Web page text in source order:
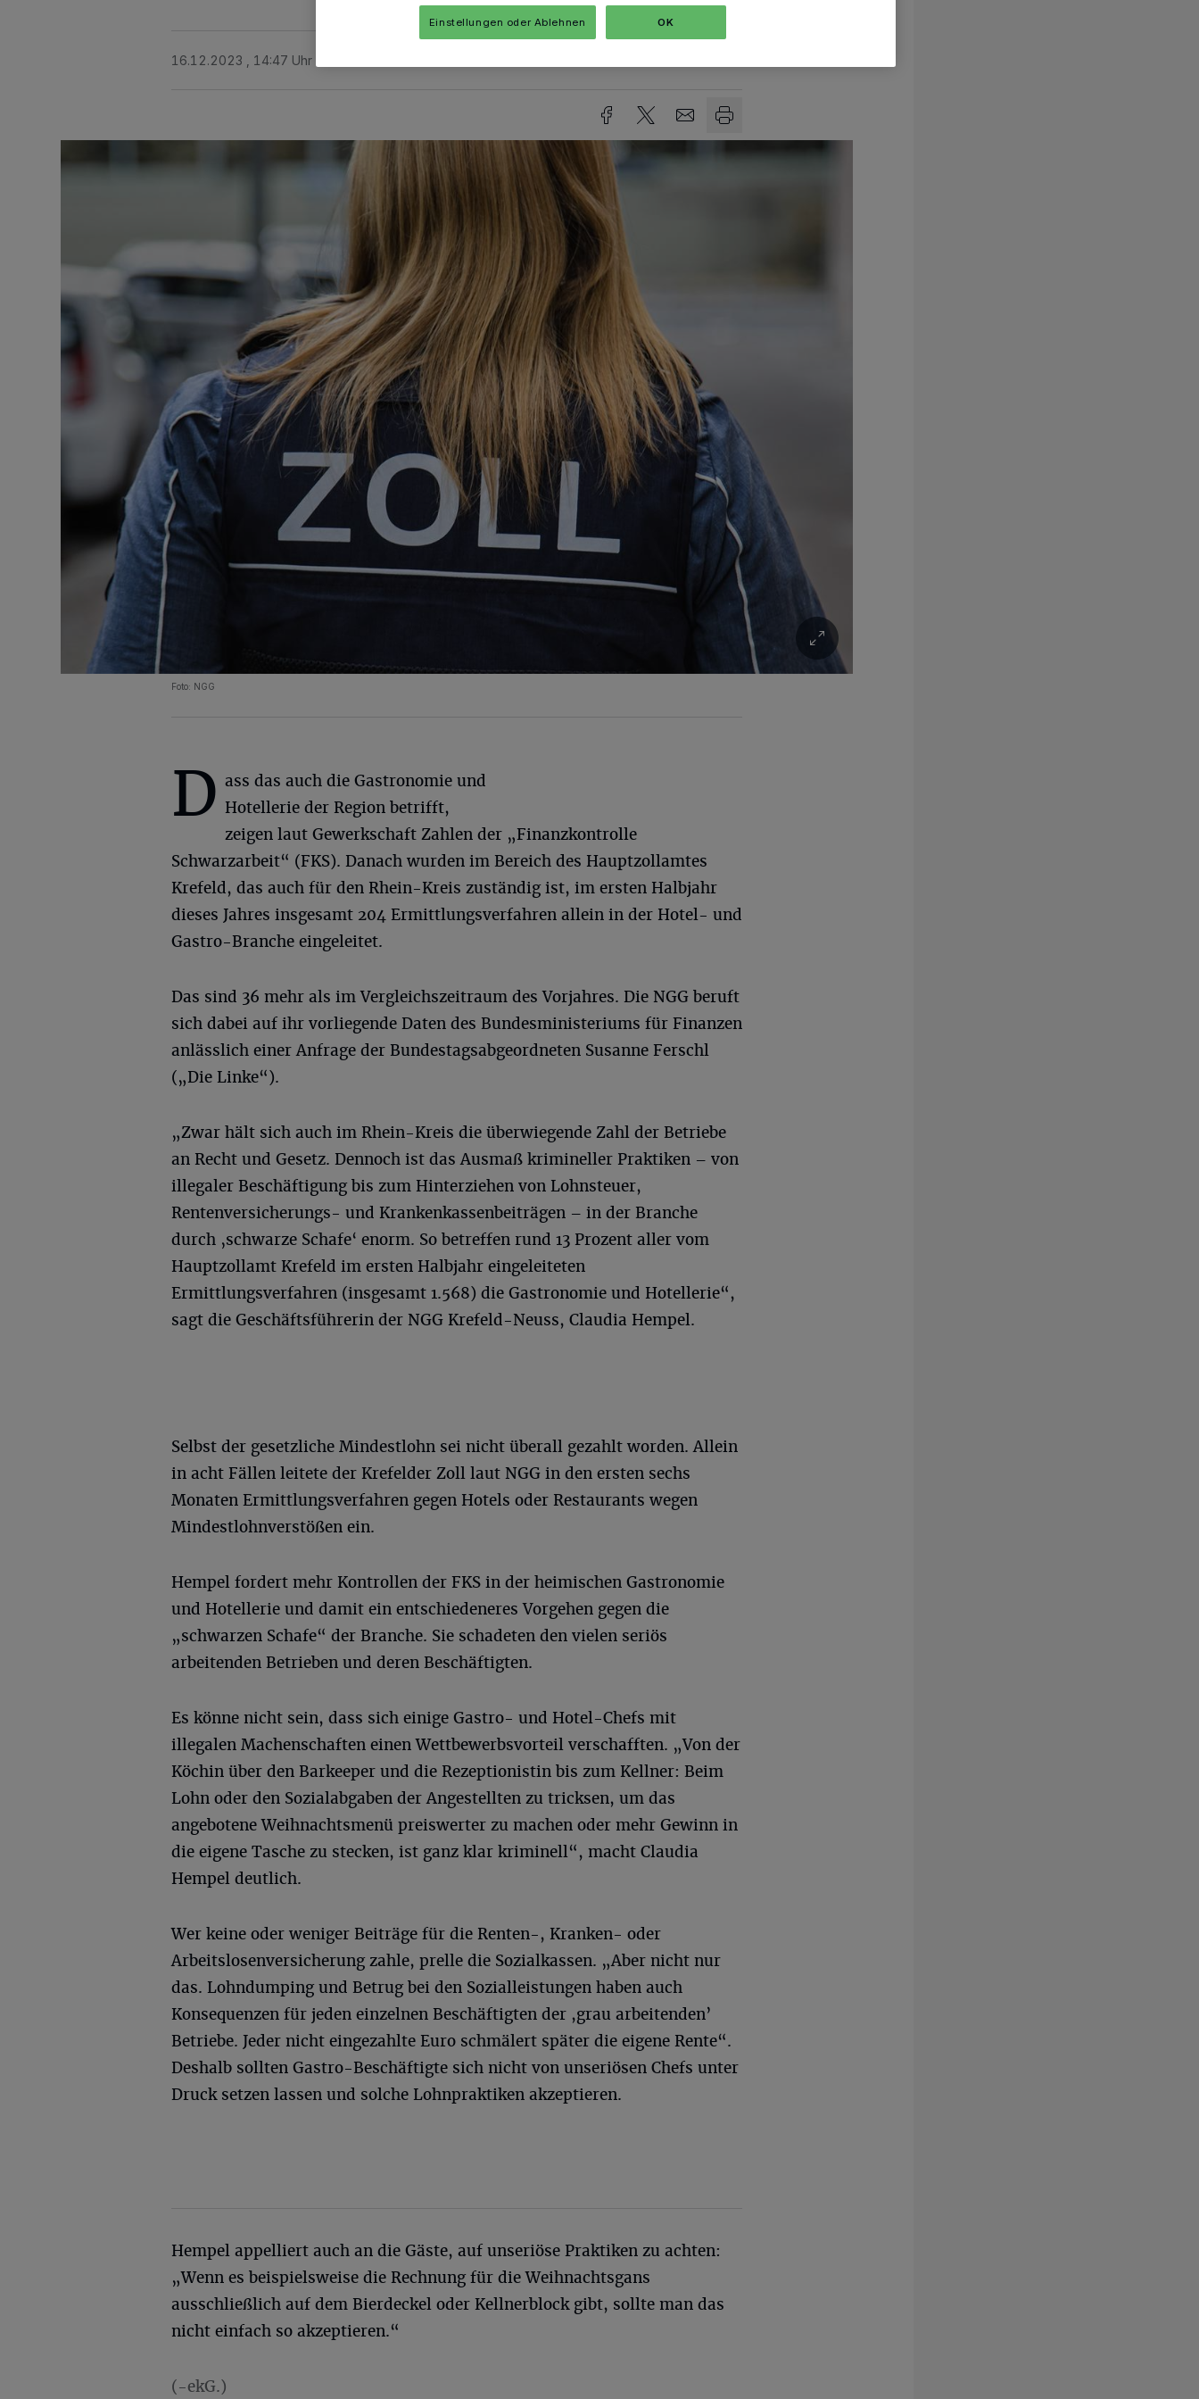
16.12.2023 , 14:47 Uhr
Foto: NGG
D ass das auch die Gastronomie und
Hotellerie der Region betrifft,
zeigen laut Gewerkschaft Zahlen der „Finanzkontrolle
Schwarzarbeit“ (FKS). Danach wurden im Bereich des Hauptzollamtes
Krefeld, das auch für den Rhein-Kreis zuständig ist, im ersten Halbjahr
dieses Jahres insgesamt 204 Ermittlungsverfahren allein in der Hotel- und
Gastro-Branche eingeleitet.
Das sind 36 mehr als im Vergleichszeitraum des Vorjahres. Die NGG beruft
sich dabei auf ihr vorliegende Daten des Bundesministeriums für Finanzen
anlässlich einer Anfrage der Bundestagsabgeordneten Susanne Ferschl
(„Die Linke“).
„Zwar hält sich auch im Rhein-Kreis die überwiegende Zahl der Betriebe
an Recht und Gesetz. Dennoch ist das Ausmaß krimineller Praktiken – von
illegaler Beschäftigung bis zum Hinterziehen von Lohnsteuer,
Rentenversicherungs- und Krankenkassenbeiträgen – in der Branche
durch ‚schwarze Schafe‘ enorm. So betreffen rund 13 Prozent aller vom
Hauptzollamt Krefeld im ersten Halbjahr eingeleiteten
Ermittlungsverfahren (insgesamt 1.568) die Gastronomie und Hotellerie“,
sagt die Geschäftsführerin der NGG Krefeld-Neuss, Claudia Hempel.
Selbst der gesetzliche Mindestlohn sei nicht überall gezahlt worden. Allein
in acht Fällen leitete der Krefelder Zoll laut NGG in den ersten sechs
Monaten Ermittlungsverfahren gegen Hotels oder Restaurants wegen
Mindestlohnverstößen ein.
Hempel fordert mehr Kontrollen der FKS in der heimischen Gastronomie
und Hotellerie und damit ein entschiedeneres Vorgehen gegen die
„schwarzen Schafe“ der Branche. Sie schadeten den vielen seriös
arbeitenden Betrieben und deren Beschäftigten.
Es könne nicht sein, dass sich einige Gastro- und Hotel-Chefs mit
illegalen Machenschaften einen Wettbewerbsvorteil verschafften. „Von der
Köchin über den Barkeeper und die Rezeptionistin bis zum Kellner: Beim
Lohn oder den Sozialabgaben der Angestellten zu tricksen, um das
angebotene Weihnachtsmenü preiswerter zu machen oder mehr Gewinn in
die eigene Tasche zu stecken, ist ganz klar kriminell“, macht Claudia
Hempel deutlich.
Wer keine oder weniger Beiträge für die Renten-, Kranken- oder
Arbeitslosenversicherung zahle, prelle die Sozialkassen. „Aber nicht nur
das. Lohndumping und Betrug bei den Sozialleistungen haben auch
Konsequenzen für jeden einzelnen Beschäftigten der ,grau arbeitenden’
Betriebe. Jeder nicht eingezahlte Euro schmälert später die eigene Rente“.
Deshalb sollten Gastro-Beschäftigte sich nicht von unseriösen Chefs unter
Druck setzen lassen und solche Lohnpraktiken akzeptieren.
Hempel appelliert auch an die Gäste, auf unseriöse Praktiken zu achten:
„Wenn es beispielsweise die Rechnung für die Weihnachtsgans
ausschließlich auf dem Bierdeckel oder Kellnerblock gibt, sollte man das
nicht einfach so akzeptieren.“
(-ekG.)
Einstellungen oder Ablehnen OK